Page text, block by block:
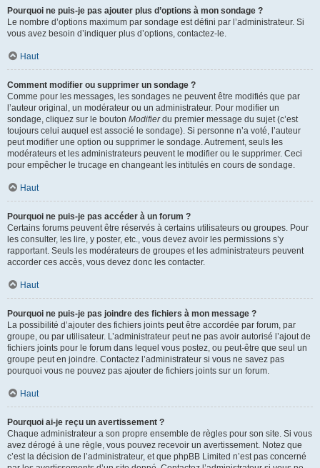
Pourquoi ne puis-je pas ajouter plus d’options à mon sondage ?
Le nombre d’options maximum par sondage est défini par l’administrateur. Si
vous avez besoin d’indiquer plus d’options, contactez-le.
Haut
Comment modifier ou supprimer un sondage ?
Comme pour les messages, les sondages ne peuvent être modifiés que par
l’auteur original, un modérateur ou un administrateur. Pour modifier un
sondage, cliquez sur le bouton Modifierdu premier message du sujet (c’est
toujours celui auquel est associé le sondage). Si personne n’a voté, l’auteur
peut modifier une option ou supprimer le sondage. Autrement, seuls les
modérateurs et les administrateurs peuvent le modifier ou le supprimer. Ceci
pour empêcher le trucage en changeant les intitulés en cours de sondage.
Haut
Pourquoi ne puis-je pas accéder à un forum ?
Certains forums peuvent être réservés à certains utilisateurs ou groupes. Pour
les consulter, les lire, y poster, etc., vous devez avoir les permissions s’y
rapportant. Seuls les modérateurs de groupes et les administrateurs peuvent
accorder ces accès, vous devez donc les contacter.
Haut
Pourquoi ne puis-je pas joindre des fichiers à mon message ?
La possibilité d’ajouter des fichiers joints peut être accordée par forum, par
groupe, ou par utilisateur. L’administrateur peut ne pas avoir autorisé l’ajout de
fichiers joints pour le forum dans lequel vous postez, ou peut-être que seul un
groupe peut en joindre. Contactez l’administrateur si vous ne savez pas
pourquoi vous ne pouvez pas ajouter de fichiers joints sur un forum.
Haut
Pourquoi ai-je reçu un avertissement ?
Chaque administrateur a son propre ensemble de règles pour son site. Si vous
avez dérogé à une règle, vous pouvez recevoir un avertissement. Notez que
c’est la décision de l’administrateur, et que phpBB Limited n’est pas concerné